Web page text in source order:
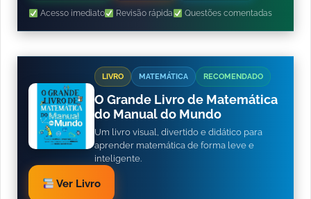
Acesso imediato Revisão rápida Questões comentadas
LIVRO MATEMÁTICA RECOMENDADO
O Grande Livro de Matemática
do Manual do Mundo
Um livro visual, divertido e didático para
aprender matemática de forma leve e
inteligente.
Ver Livro